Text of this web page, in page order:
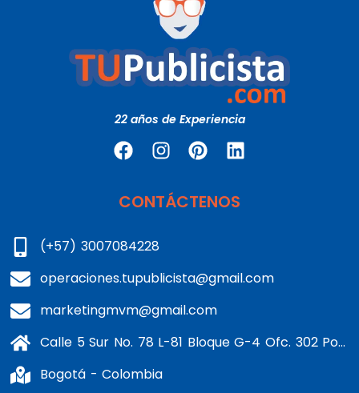
22 años de Experiencia
CONTÁCTENOS
(+57) 3007084228
operaciones.tupublicista@gmail.com
marketingmvm@gmail.com
Calle 5 Sur No. 78 L-81 Bloque G-4 Ofc. 302 Portería 1 Banderas - Kennedy
Bogotá - Colombia